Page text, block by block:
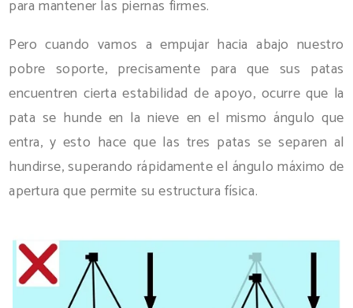
para mantener las piernas firmes.
Pero cuando vamos a empujar hacia abajo nuestro
pobre soporte, precisamente para que sus patas
encuentren cierta estabilidad de apoyo, ocurre que la
pata se hunde en la nieve en el mismo ángulo que
entra, y esto hace que las tres patas se separen al
hundirse, superando rápidamente el ángulo máximo de
apertura que permite su estructura física.